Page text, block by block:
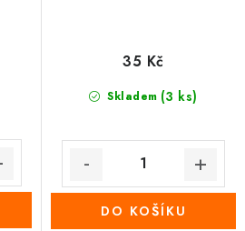
Skladem (3 ks)
35 Kč
DO KOŠÍKU